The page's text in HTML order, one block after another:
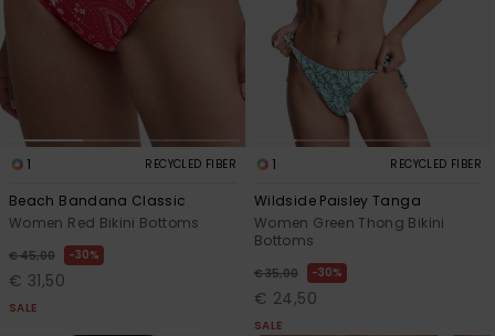
1 RECYCLED FIBER
Beach Bandana Classic
Women Red Bikini Bottoms
€ 45,00 30%
€ 31,50
SALE
1 RECYCLED FIBER
Wildside Paisley Tanga
Women Green Thong Bikini
Bottoms
€ 35,00 30%
€ 24,50
SALE